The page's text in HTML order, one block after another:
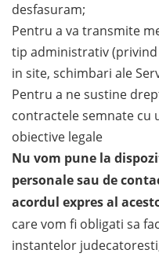
desfasuram;
Pentru a va transmite
tip administrativ
in site, schimbari ale
Pentru a ne sustine
contractele semnate cu
obiective legale
Nu vom pune la
personale sau de
acordul expres al
care vom fi obligati sa
instantelor